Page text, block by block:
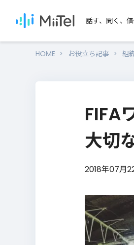
話す、聞く、
MiiTel Phone
MiiTel Meetings
MiiTel Call Center
MiiTel Incoming
Webhook
ノウ
HOME お役立ち記事 組
FIFA
大切
2018年07月